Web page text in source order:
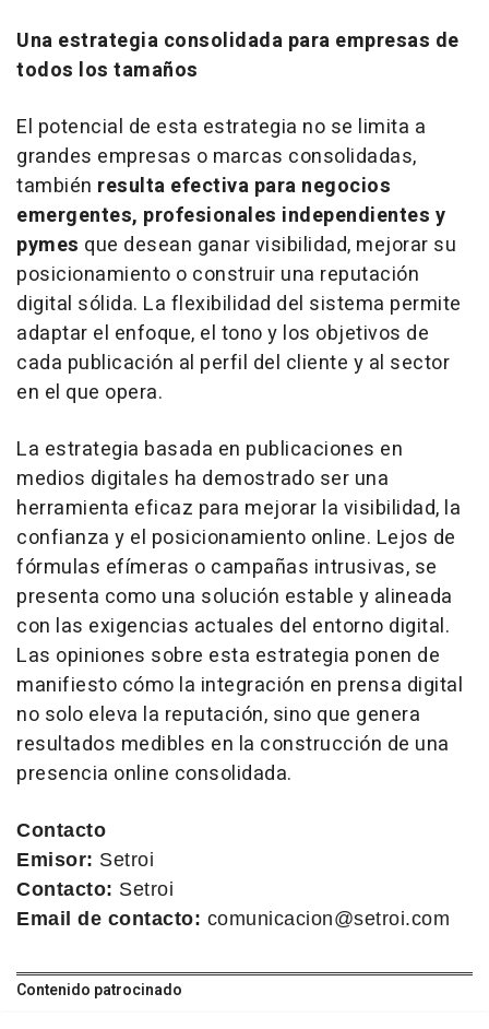
Una estrategia consolidada para empresas de
todos los tamaños
El potencial de esta estrategia no se limita a
grandes empresas o marcas consolidadas,
también resulta efectiva para negocios
emergentes, profesionales independientes y
pymes que desean ganar visibilidad, mejorar su
posicionamiento o construir una reputación
digital sólida. La flexibilidad del sistema permite
adaptar el enfoque, el tono y los objetivos de
cada publicación al perfil del cliente y al sector
en el que opera.
La estrategia basada en publicaciones en
medios digitales ha demostrado ser una
herramienta eficaz para mejorar la visibilidad, la
confianza y el posicionamiento online. Lejos de
fórmulas efímeras o campañas intrusivas, se
presenta como una solución estable y alineada
con las exigencias actuales del entorno digital.
Las opiniones sobre esta estrategia ponen de
manifiesto cómo la integración en prensa digital
no solo eleva la reputación, sino que genera
resultados medibles en la construcción de una
presencia online consolidada.
Contacto
Emisor: Setroi
Contacto: Setroi
Email de contacto: comunicacion@setroi.com
Contenido patrocinado